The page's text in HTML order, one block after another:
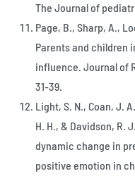
The Journal of
Page, B., Sharp, A.,
Parents and children
influence. Journal of
31-39.
Light, S. N., Coan, J.
H. H., & Davidson, R.
dynamic change in
positive emotion in